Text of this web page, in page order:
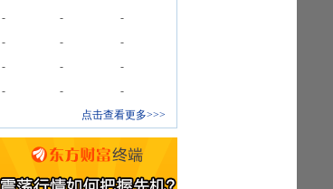
-
-
-
-
-
-
-
-
-
-
-
-
点击查看更多>>>